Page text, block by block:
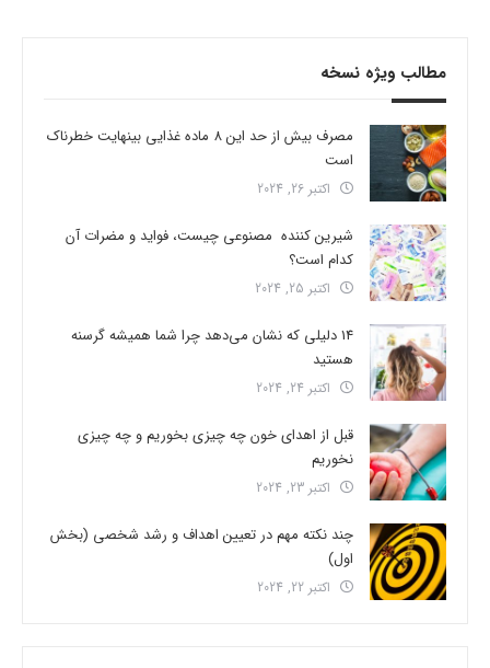
مطالب ویژه نسخه
مصرف بیش از حد این 8 ماده غذایی بینهایت خطرناک
است
اکتبر 26, 2024
شیرین کننده مصنوعی چیست، فواید و مضرات آن
کدام است؟
اکتبر 25, 2024
14 دلیلی که نشان می‌دهد چرا شما همیشه گرسنه
هستید
اکتبر 24, 2024
قبل از اهدای خون چه چیزی بخوریم و چه چیزی
نخوریم
اکتبر 23, 2024
چند نکته مهم در تعیین اهداف و رشد شخصی (بخش
اول)
اکتبر 22, 2024